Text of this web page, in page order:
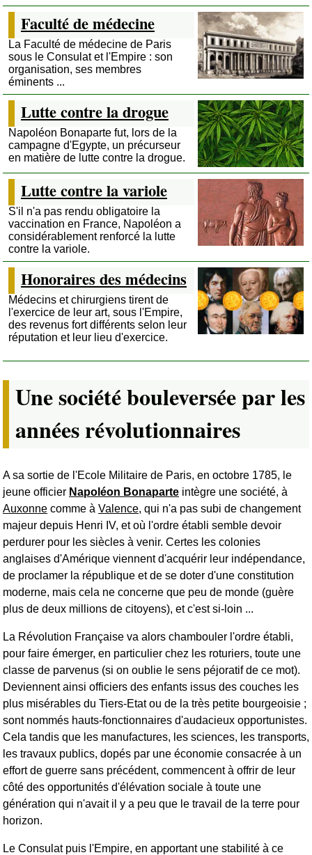
Faculté de médecine
La Faculté de médecine de Paris
sous le Consulat et l'Empire : son
organisation, ses membres
éminents ...
Lutte contre la drogue
Napoléon Bonaparte fut, lors de la
campagne d'Egypte, un précurseur
en matière de lutte contre la drogue.
Lutte contre la variole
S'il n'a pas rendu obligatoire la
vaccination en France, Napoléon a
considérablement renforcé la lutte
contre la variole.
Honoraires des médecins
Médecins et chirurgiens tirent de
l'exercice de leur art, sous l'Empire,
des revenus fort différents selon leur
réputation et leur lieu d'exercice.
Une société bouleversée par les
années révolutionnaires
A sa sortie de l'Ecole Militaire de Paris, en octobre 1785, le
jeune officier Napoléon Bonaparte intègre une société, à
Auxonne comme à Valence, qui n'a pas subi de changement
majeur depuis Henri IV, et où l'ordre établi semble devoir
perdurer pour les siècles à venir. Certes les colonies
anglaises d'Amérique viennent d'acquérir leur indépendance,
de proclamer la république et de se doter d'une constitution
moderne, mais cela ne concerne que peu de monde (guère
plus de deux millions de citoyens), et c'est si-loin ...
La Révolution Française va alors chambouler l'ordre établi,
pour faire émerger, en particulier chez les roturiers, toute une
classe de parvenus (si on oublie le sens péjoratif de ce mot).
Deviennent ainsi officiers des enfants issus des couches les
plus misérables du Tiers-Etat ou de la très petite bourgeoisie ;
sont nommés hauts-fonctionnaires d'audacieux opportunistes.
Cela tandis que les manufactures, les sciences, les transports,
les travaux publics, dopés par une économie consacrée à un
effort de guerre sans précédent, commencent à offrir de leur
côté des opportunités d'élévation sociale à toute une
génération qui n'avait il y a peu que le travail de la terre pour
horizon.
Le Consulat puis l'Empire, en apportant une stabilité à ce